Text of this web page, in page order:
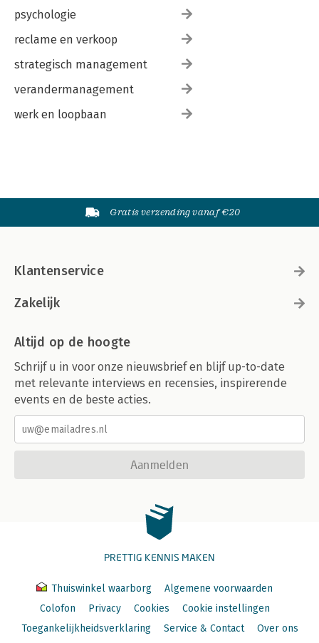
psychologie
reclame en verkoop
strategisch management
verandermanagement
werk en loopbaan
Gratis verzending vanaf €20
Klantenservice
Zakelijk
Altijd op de hoogte
Schrijf u in voor onze nieuwsbrief en blijf up-to-date
met relevante interviews en recensies, inspirerende
events en de beste acties.
Aanmelden
PRETTIG KENNIS MAKEN
Thuiswinkel waarborg
Algemene voorwaarden
Colofon
Privacy Cookies
Cookie instellingen
Toegankelijkheidsverklaring
Service & Contact Over ons